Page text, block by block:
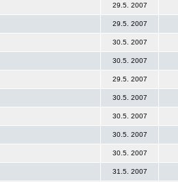
29.5. 2007
29.5. 2007
30.5. 2007
30.5. 2007
29.5. 2007
30.5. 2007
30.5. 2007
30.5. 2007
30.5. 2007
31.5. 2007